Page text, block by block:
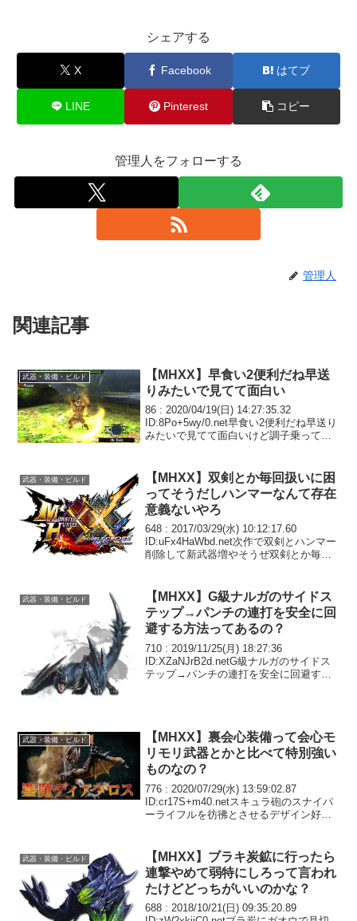
シェアする
X Facebook はてブ
LINE Pinterest コピー
管理人をフォローする
管理人
関連記事
武器・装備・ビルド
【MHXX】早食い2便利だね早送
りみたいで見てて面白い
86 : 2020/04/19(日) 14:27:35.32
ID:8Po+5wy/0.net早食い2便利だね早送り
みたいで見てて面白いけど調子乗って粉
武器・装備・ビルド
【MHXX】双剣とか毎回扱いに困
ってそうだしハンマーなんて存在
意義ないやろ
648 : 2017/03/29(水) 10:12:17.60
ID:uFx4HaWbd.net次作で双剣とハンマー
削除して新武器増やそうぜ双剣とか毎回
武器・装備・ビルド
【MHXX】G級ナルガのサイドス
テップ→パンチの連打を安全に回
避する方法ってあるの？
710 : 2019/11/25(月) 18:27:36
ID:XZaNJrB2d.netG級ナルガのサイドス
テップ→パンチの連打を安全に回避する
武器・装備・ビルド
【MHXX】裏会心装備って会心モ
リモリ武器とかと比べて特別強い
ものなの？
776 : 2020/07/29(水) 13:59:02.87
ID:cr17S+m40.netスキュラ砲のスナイパ
ーライフルを彷彿とさせるデザイン好き
武器・装備・ビルド
【MHXX】ブラキ炭鉱に行ったら
連撃やめて弱特にしろって言われ
たけどどっちがいいのかな？
688 : 2018/10/21(日) 09:35:20.89